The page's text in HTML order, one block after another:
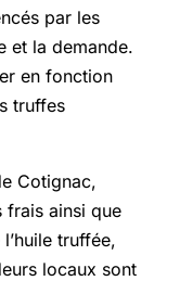
par les
et la demande.
en fonction
truffes
Cotignac,
frais ainsi que
truffée,
locaux sont